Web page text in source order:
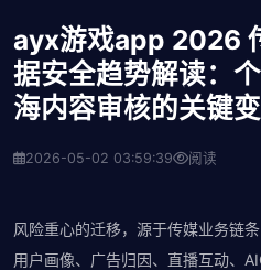
ayx游戏app 2026
据安全趋势解读：
海内容审核的关键
2026-05-02 03:59:39 阅读
风险重心的迁移，源于传媒业务链
用户画像、广告归因、直播互动、